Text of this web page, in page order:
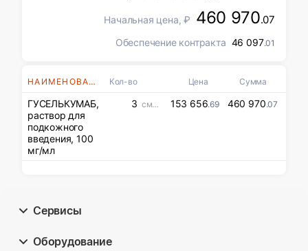
Начальная цена, ₽ 460 970.07
Обеспечение контракта 46 097.01
НАИМЕНОВАНИЯ Кол-во Цена Сумма
ГУСЕЛЬКУМАБ,
раствор для
подкожного
введения, 100
мг/мл
3 см3(мл) 153 656.69 460 970.07
Сервисы
Оборудование